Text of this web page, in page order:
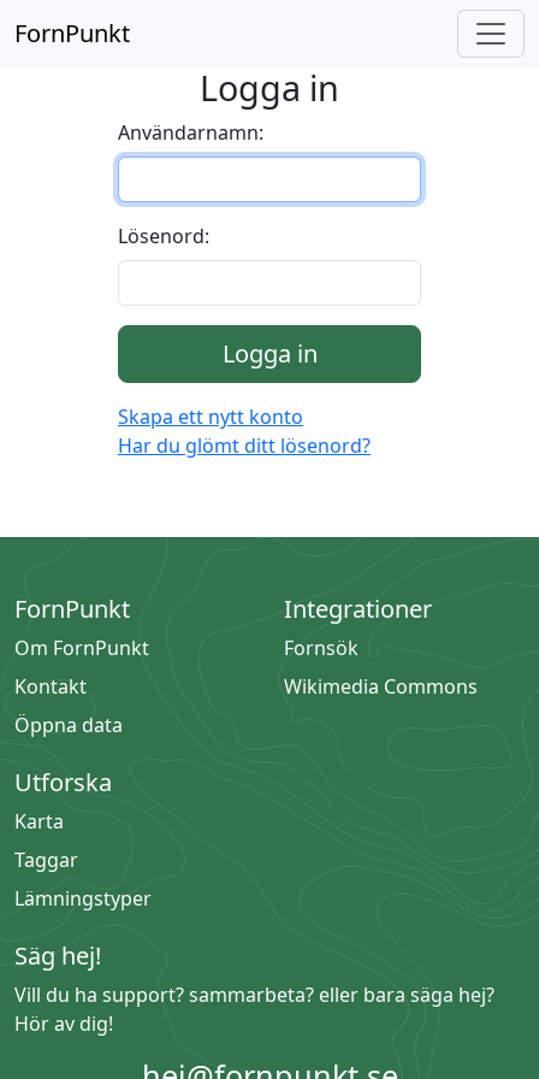
FornPunkt
Logga in
Användarnamn:
Lösenord:
Logga in
Skapa ett nytt konto
Har du glömt ditt lösenord?
FornPunkt
Om FornPunkt
Kontakt
Öppna data
Integrationer
Fornsök
Wikimedia Commons
Utforska
Karta
Taggar
Lämningstyper
Säg hej!
Vill du ha support? sammarbeta? eller bara säga hej?
Hör av dig!